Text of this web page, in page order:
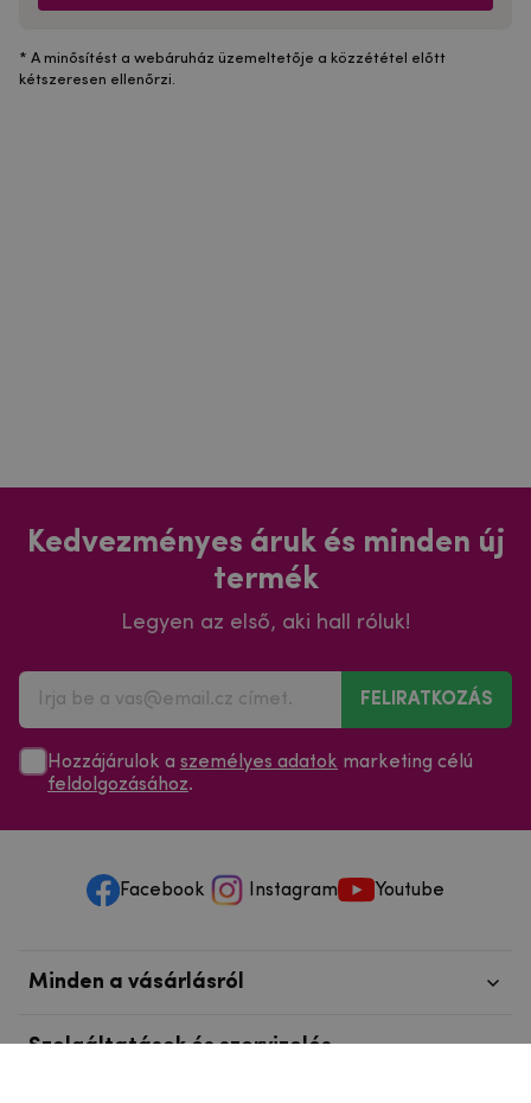
* A minősítést a webáruház üzemeltetője a közzététel előtt
kétszeresen ellenőrzi.
Kedvezményes áruk és minden új
termék
Legyen az első, aki hall róluk!
FELIRATKOZÁS
Hozzájárulok a személyes adatok marketing célú
feldolgozásához.
Facebook Instagram Youtube
Minden a vásárlásról
Szolgáltatások és szervizelés